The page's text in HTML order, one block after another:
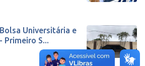
Universitária e
S...